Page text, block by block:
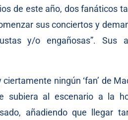
de este año, dos fanáticos
sus conciertos y
y/o engañosas”. Sus
ningún ‘fan’ de
subiera al escenario a la
añadiendo que llegar